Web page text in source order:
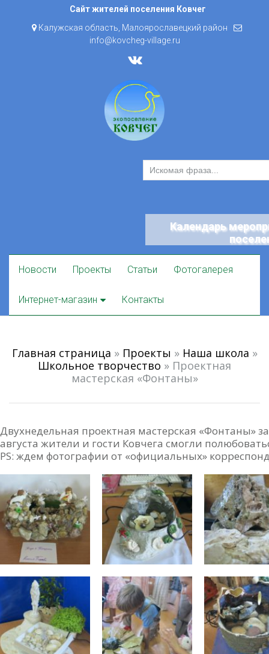
Skip
content
Сайт жителей поселения Ковчег
Калужская область, Малоярославецкий район
info@kovcheg-village.ru
Календарь
Новости Проекты Статьи Фотогалерея
Интернет-магазин Контакты
Главная страница » Проекты » Наша школа »
Школьное творчество » Проектная
мастерская «Фонтаны»
Двухнедельная проектная мастерская «Фонтаны»
августа жители и гости Ковчега смогли
PS: ждем фотографии от «официальных»